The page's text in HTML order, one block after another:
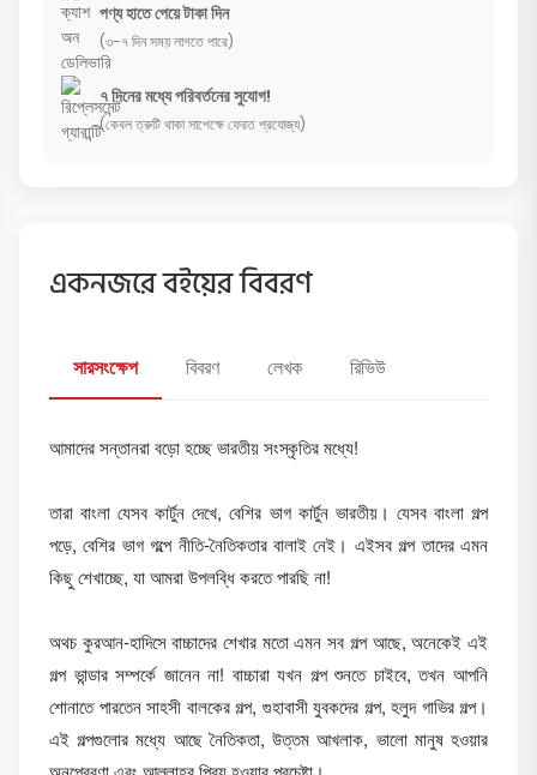
পণ্য হাতে পেয়ে টাকা দিন
(৩-৭ দিন সময় লাগতে পারে)
৭ দিনের মধ্যে পরিবর্তনের সুযোগ!
(কেবল ত্রুটি থাকা সাপেক্ষে ফেরত প্রযোজ্য)
একনজরে বইয়ের বিবরণ
সারসংক্ষেপ বিবরণ লেখক রিভিউ
আমাদের সন্তানরা বড়ো হচ্ছে ভারতীয় সংস্কৃতির মধ্যে!
তারা বাংলা যেসব কার্টুন দেখে, বেশির ভাগ কার্টুন ভারতীয়। যেসব বাংলা গল্প
পড়ে, বেশির ভাগ গল্পে নীতি-নৈতিকতার বালাই নেই। এইসব গল্প তাদের এমন
কিছু শেখাচ্ছে, যা আমরা উপলব্ধি করতে পারছি না!
অথচ কুরআন-হাদিসে বাচ্চাদের শেখার মতো এমন সব গল্প আছে, অনেকেই এই
গল্প ভান্ডার সম্পর্কে জানেন না! বাচ্চারা যখন গল্প শুনতে চাইবে, তখন আপনি
শোনাতে পারতেন সাহসী বালকের গল্প, গুহাবাসী যুবকদের গল্প, হলুদ গাভির গল্প।
এই গল্পগুলোর মধ্যে আছে নৈতিকতা, উত্তম আখলাক, ভালো মানুষ হওয়ার